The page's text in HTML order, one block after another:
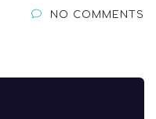
NO COMMENTS